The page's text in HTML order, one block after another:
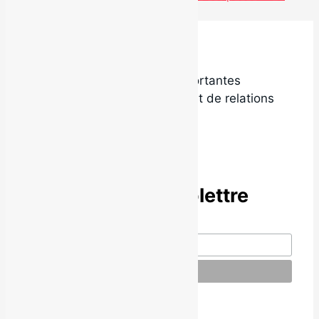
Local9 est l’une des plus importantes
agences de promotion radio et de relations
Abonne-toi à l’infolettre